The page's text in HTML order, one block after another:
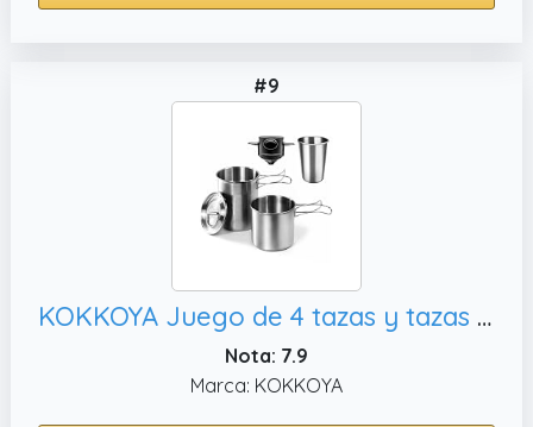
#9
KOKKOYA Juego de 4 tazas y tazas plegables de camping 304 de grado alimenticio, taza
Nota: 7.9
Marca: KOKKOYA